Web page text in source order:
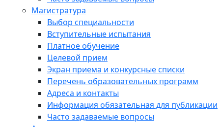
Магистратура
Выбор специальности
Вступительные испытания
Платное обучение
Целевой прием
Экран приема и конкурсные списки
Перечень образовательных программ
Адреса и контакты
Информация обязательная для публикации
Часто задаваемые вопросы